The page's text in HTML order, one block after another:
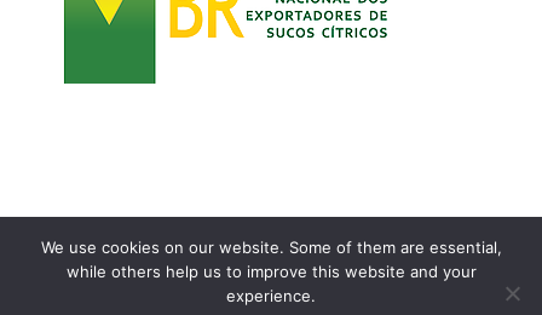
Copyright 2021 | Desenvolvido por Airton Toyansk
We use cookies on our website. Some of them are essential,
while others help us to improve this website and your
experience.